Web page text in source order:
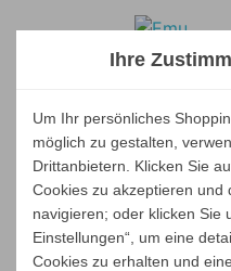
Ihre
Um Ihr persönliches
möglich zu gestalten,
Drittanbietern. Klicken Sie
Cookies zu akzeptieren und
navigieren; oder klicken Sie
Einstellungen“, um eine
Cookies zu erhalten und